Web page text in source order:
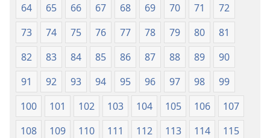
64
65 66 67 68 69 70 71
72
73
74 75 76 77 78 79 80
81
82
83 84 85 86 87 88 89
90
91
92 93 94 95 96 97 98
99
100
101 102 103 104 105 106
107
108
109 110 111 112 113 114
115